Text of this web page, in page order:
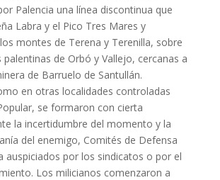
Palencia una línea discontinua que
Labra y el Pico Tres Mares y
montes de Terena y Terenilla, sobre
palentinas de Orbó y Vallejo, cercanas a
de Barruelo de Santullán.
en otras localidades controladas
se formaron con cierta
la incertidumbre del momento y la
del enemigo, Comités de Defensa
auspiciados por los sindicatos o por el
Los milicianos comenzaron a